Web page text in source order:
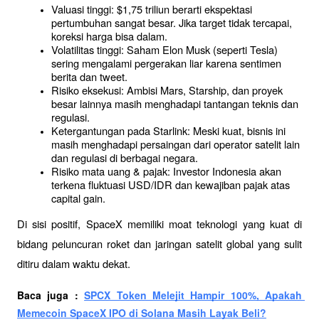
Valuasi tinggi: $1,75 triliun berarti ekspektasi
pertumbuhan sangat besar. Jika target tidak tercapai,
koreksi harga bisa dalam.
Volatilitas tinggi: Saham Elon Musk (seperti Tesla)
sering mengalami pergerakan liar karena sentimen
berita dan tweet.
Risiko eksekusi: Ambisi Mars, Starship, dan proyek
besar lainnya masih menghadapi tantangan teknis dan
regulasi.
Ketergantungan pada Starlink: Meski kuat, bisnis ini
masih menghadapi persaingan dari operator satelit lain
dan regulasi di berbagai negara.
Risiko mata uang & pajak: Investor Indonesia akan
terkena fluktuasi USD/IDR dan kewajiban pajak atas
capital gain.
Di sisi positif, SpaceX memiliki moat teknologi yang kuat di
bidang peluncuran roket dan jaringan satelit global yang sulit
ditiru dalam waktu dekat.
Baca juga : SPCX Token Melejit Hampir 100%, Apakah
Memecoin SpaceX IPO di Solana Masih Layak Beli?